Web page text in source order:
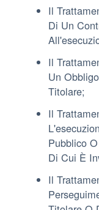
Il
Di Un
Il
Un
Titolare;
Il
Pubblico
Di Cui È
Il